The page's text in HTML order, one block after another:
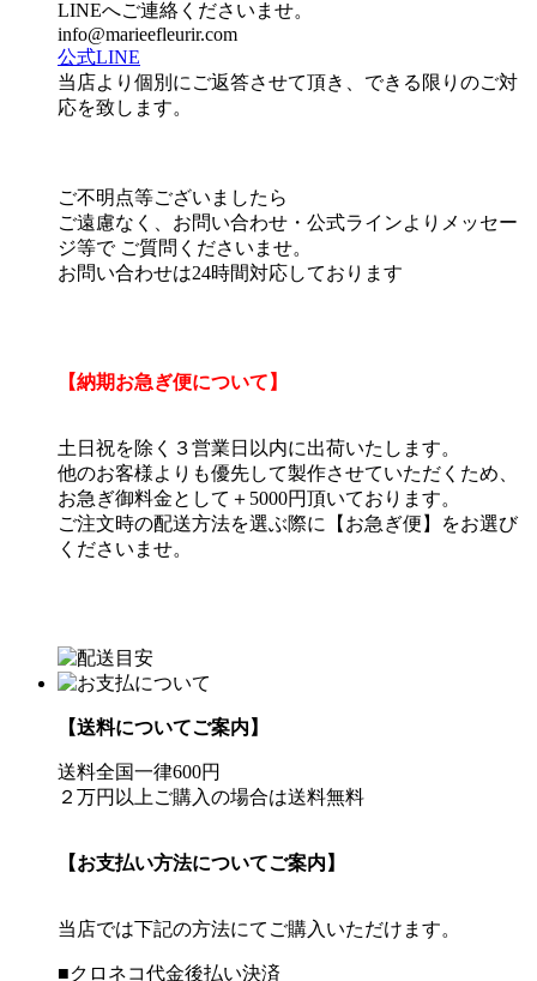
LINEへご連絡くださいませ。
info@marieefleurir.com
公式LINE
当店より個別にご返答させて頂き、できる限りのご対
応を致します。
ご不明点等ございましたら
ご遠慮なく、お問い合わせ・公式ラインよりメッセー
ジ等で ご質問くださいませ。
お問い合わせは24時間対応しております
【納期お急ぎ便について】
土日祝を除く３営業日以内に出荷いたします。
他のお客様よりも優先して製作させていただくため、
お急ぎ御料金として＋5000円頂いております。
ご注文時の配送方法を選ぶ際に【お急ぎ便】をお選び
くださいませ。
【送料についてご案内】
送料全国一律600円
２万円以上ご購入の場合は送料無料
【お支払い方法についてご案内】
当店では下記の方法にてご購入いただけます。
■クロネコ代金後払い決済